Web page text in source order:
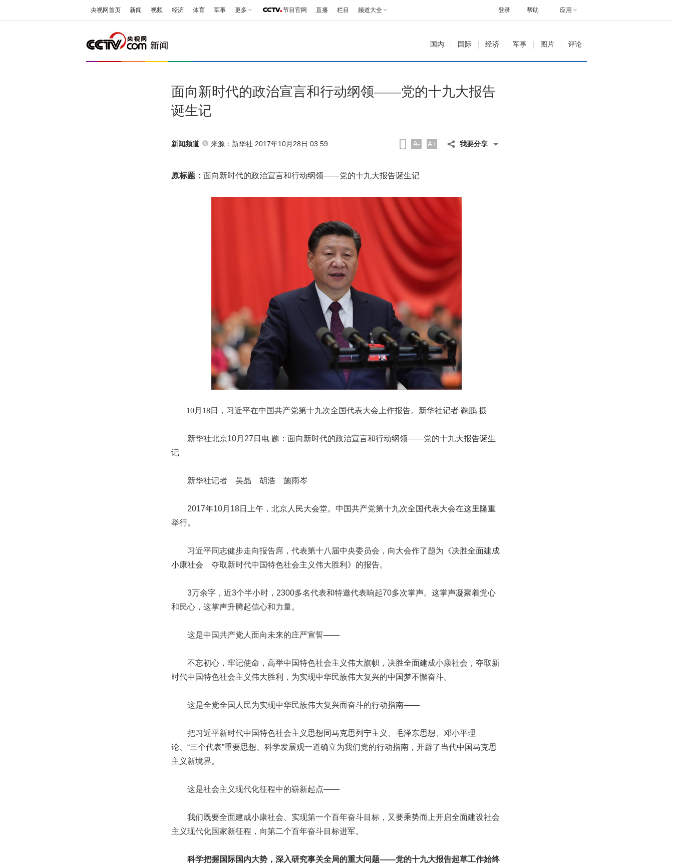
央视网首页 新闻 视频 经济 体育 军事 更多 节目官网 直播 栏目 频道大全 帮助 应用
登录
国内 国际 经济 军事 图片 评论
面向新时代的政治宣言和行动纲领——党的十九大报告
诞生记
新闻频道 来源： 新华社 2017年10月28日 03:59 A- A+ 我要分享
原标题： 面向新时代的政治宣言和行动纲领——党的十九大报告诞生记
10月18日，习近平在中国共产党第十九次全国代表大会上作报告。新华社记者 鞠鹏 摄
新华社北京10月27日电 题：面向新时代的政治宣言和行动纲领——党的十九大报告诞生
记
新华社记者 吴晶 胡浩 施雨岑
2017年10月18日上午，北京人民大会堂。中国共产党第十九次全国代表大会在这里隆重
举行。
习近平同志健步走向报告席，代表第十八届中央委员会，向大会作了题为《决胜全面建成
小康社会 夺取新时代中国特色社会主义伟大胜利》的报告。
3万余字，近3个半小时，2300多名代表和特邀代表响起70多次掌声。这掌声凝聚着党心
和民心，这掌声升腾起信心和力量。
这是中国共产党人面向未来的庄严宣誓——
不忘初心，牢记使命，高举中国特色社会主义伟大旗帜，决胜全面建成小康社会，夺取新
时代中国特色社会主义伟大胜利，为实现中华民族伟大复兴的中国梦不懈奋斗。
这是全党全国人民为实现中华民族伟大复兴而奋斗的行动指南——
把习近平新时代中国特色社会主义思想同马克思列宁主义、毛泽东思想、邓小平理
论、“三个代表”重要思想、科学发展观一道确立为我们党的行动指南，开辟了当代中国马克思
主义新境界。
这是社会主义现代化征程中的崭新起点——
我们既要全面建成小康社会、实现第一个百年奋斗目标，又要乘势而上开启全面建设社会
主义现代化国家新征程，向第二个百年奋斗目标进军。
科学把握国际国内大势，深入研究事关全局的重大问题——党的十九大报告起草工作始终